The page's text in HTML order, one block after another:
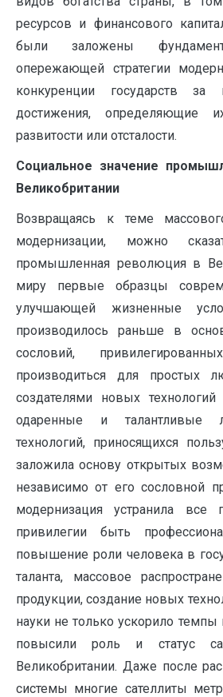
ресурсов и финансового
были заложены
опережающей стратегии
конкуренции государств за
достижения, определяющие
развитости или отсталости.
Социальное значение
Великобритании
Возвращаясь к теме
модернизации, можно
промышленная революция в
миру первые образцы
улучшающей жизненные
производилось раньше в
сословий,
производиться для простых
создателями новых
одаренные и талантливые
технологий, приносящихся
заложила основу открытых
независимо от его сословной
модернизация устранила все
привилегии быть
повышение роли человека в
таланта, массовое
продукции, создание новых
науки не только ускорило
повысили роль и статус
Великобритании. Даже после
системы многие сателлиты